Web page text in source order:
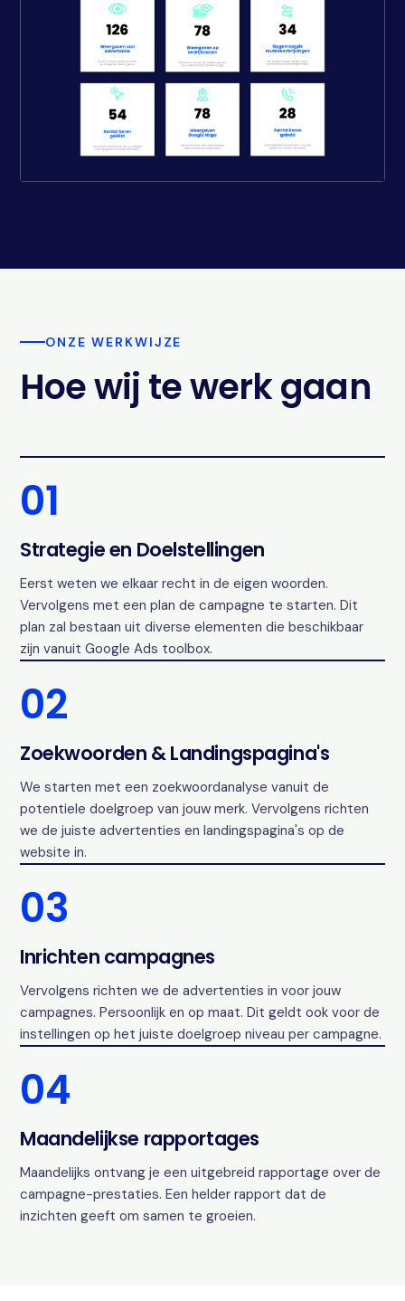
ONZE WERKWIJZE
Hoe wij te werk gaan
01
Strategie en Doelstellingen
Eerst weten we elkaar recht in de eigen woorden.
Vervolgens met een plan de campagne te starten. Dit
plan zal bestaan uit diverse elementen die beschikbaar
zijn vanuit Google Ads toolbox.
02
Zoekwoorden & Landingspagina's
We starten met een zoekwoordanalyse vanuit de
potentiele doelgroep van jouw merk. Vervolgens richten
we de juiste advertenties en landingspagina's op de
website in.
03
Inrichten campagnes
Vervolgens richten we de advertenties in voor jouw
campagnes. Persoonlijk en op maat. Dit geldt ook voor de
instellingen op het juiste doelgroep niveau per campagne.
04
Maandelijkse rapportages
Maandelijks ontvang je een uitgebreid rapportage over de
campagne-prestaties. Een helder rapport dat de
inzichten geeft om samen te groeien.